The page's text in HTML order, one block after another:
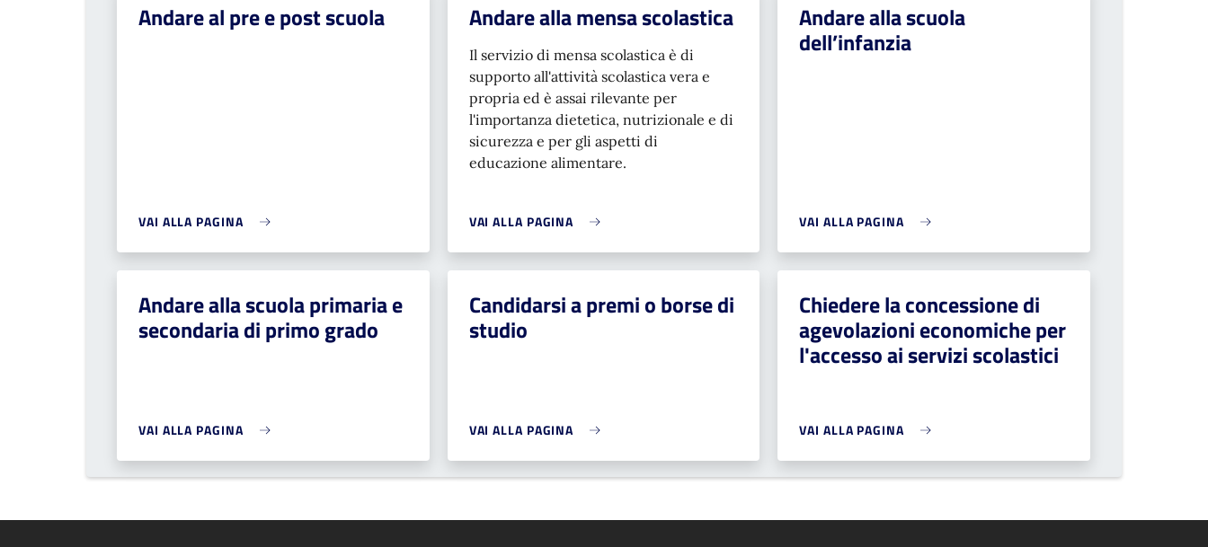
Andare al pre e post scuola
VAI ALLA PAGINA
Andare alla mensa scolastica
Il servizio di mensa scolastica è di
supporto all'attività scolastica vera e
propria ed è assai rilevante per
l'importanza dietetica, nutrizionale e di
sicurezza e per gli aspetti di
educazione alimentare.
VAI ALLA PAGINA
Andare alla scuola
dell’infanzia
VAI ALLA PAGINA
Andare alla scuola primaria e
secondaria di primo grado
VAI ALLA PAGINA
Candidarsi a premi o borse di
studio
VAI ALLA PAGINA
Chiedere la concessione di
agevolazioni economiche per
l'accesso ai servizi scolastici
VAI ALLA PAGINA